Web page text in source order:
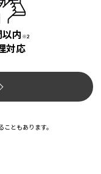
内 ※2
対応
ともあります。